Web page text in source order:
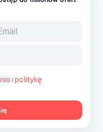
ipolitykę